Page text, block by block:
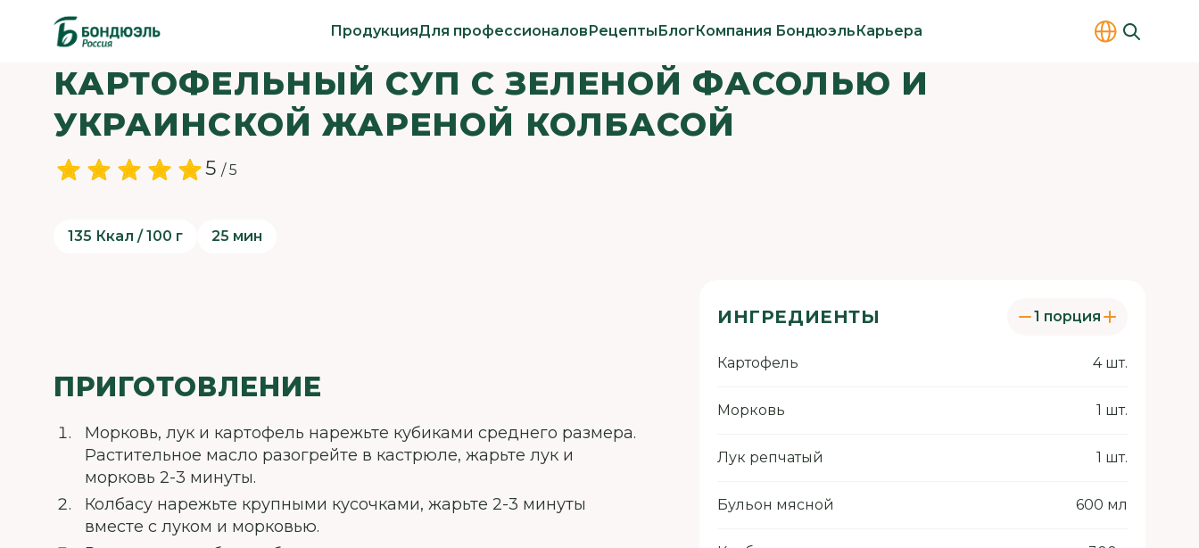
ПродукцияДля профессионаловРецептыБлогКомпания БондюэльКарьера
КАРТОФЕЛЬНЫЙ СУП С ЗЕЛЕНОЙ ФАСОЛЬЮ И
УКРАИНСКОЙ ЖАРЕНОЙ КОЛБАСОЙ
5 / 5
135 Ккал / 100 г 25 мин
ИНГРЕДИЕНТЫ 1 порция
Картофель 4 шт.
Морковь 1 шт.
Лук репчатый 1 шт.
Бульон мясной 600 мл
ПРИГОТОВЛЕНИЕ
Морковь, лук и картофель нарежьте кубиками среднего размера.
Растительное масло разогрейте в кастрюле, жарьте лук и
морковь 2-3 минуты.
Колбасу нарежьте крупными кусочками, жарьте 2-3 минуты
вместе с луком и морковью.